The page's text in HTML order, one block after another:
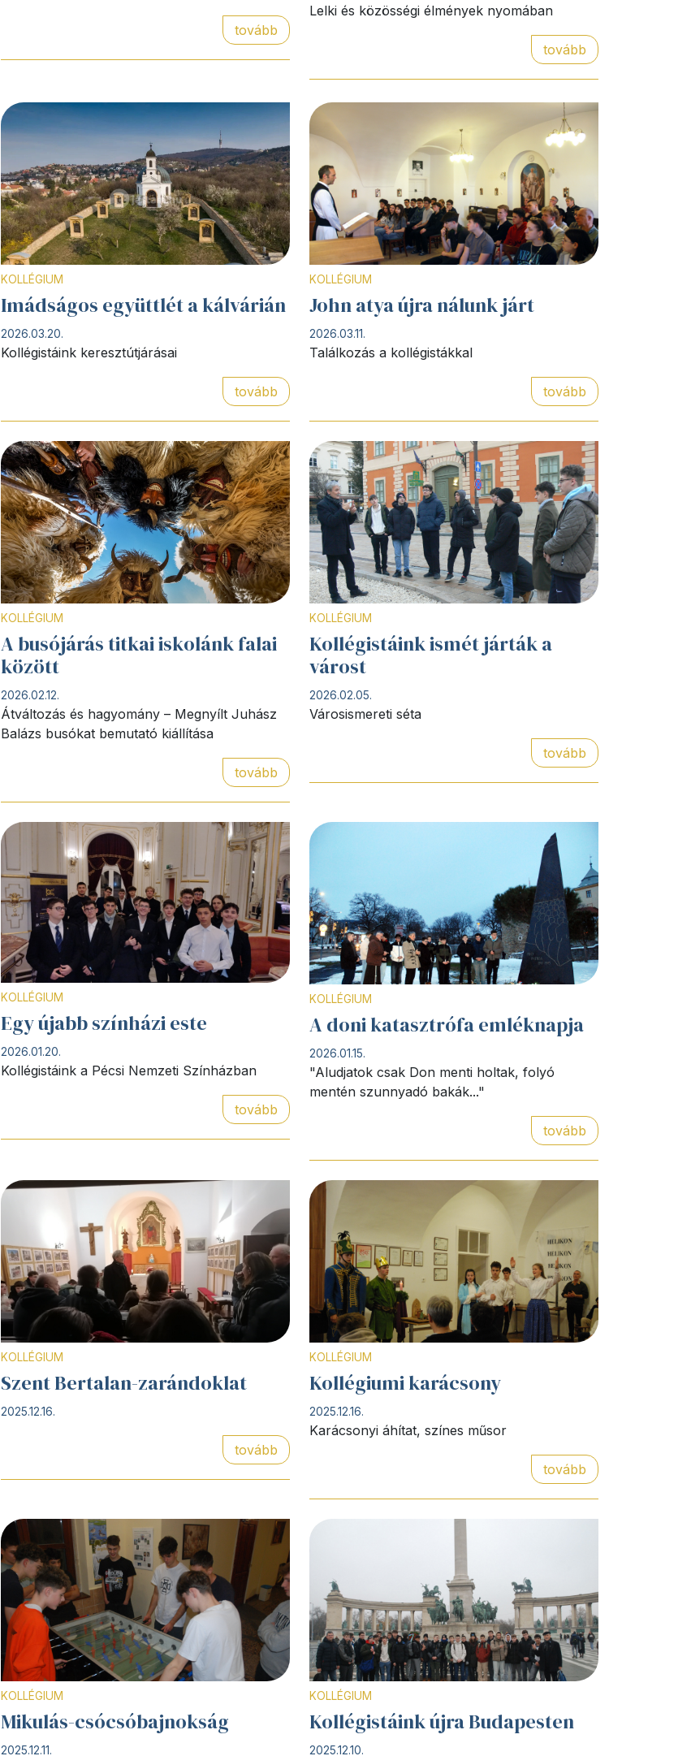
tovább
Lelki és közösségi élmények nyomában
tovább
KOLLÉGIUM
Imádságos együttlét a kálvárián
2026.03.20.
Kollégistáink keresztútjárásai
tovább
KOLLÉGIUM
John atya újra nálunk járt
2026.03.11.
Találkozás a kollégistákkal
tovább
KOLLÉGIUM
A busójárás titkai iskolánk falai
között
2026.02.12.
Átváltozás és hagyomány – Megnyílt Juhász
Balázs busókat bemutató kiállítása
tovább
KOLLÉGIUM
Kollégistáink ismét járták a
várost
2026.02.05.
Városismereti séta
tovább
KOLLÉGIUM
Egy újabb színházi este
2026.01.20.
Kollégistáink a Pécsi Nemzeti Színházban
tovább
KOLLÉGIUM
A doni katasztrófa emléknapja
2026.01.15.
"Aludjatok csak Don menti holtak, folyó
mentén szunnyadó bakák..."
tovább
KOLLÉGIUM
Szent Bertalan-zarándoklat
2025.12.16.
tovább
KOLLÉGIUM
Kollégiumi karácsony
2025.12.16.
Karácsonyi áhítat, színes műsor
tovább
KOLLÉGIUM
Mikulás-csócsóbajnokság
2025.12.11.
KOLLÉGIUM
Kollégistáink újra Budapesten
2025.12.10.